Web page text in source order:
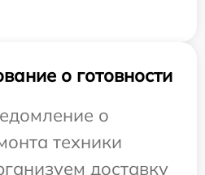
о готовности
о
техники
доставку